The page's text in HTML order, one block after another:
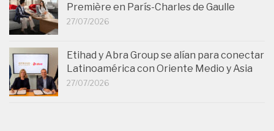
Première en París-Charles de Gaulle
27/07/2026
Etihad y Abra Group se alían para conectar
Latinoamérica con Oriente Medio y Asia
27/07/2026